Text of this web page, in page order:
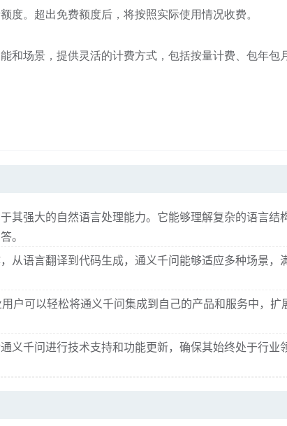
度。超出免费额度后，将按照实际使用情况收费。
和场景，提供灵活的计费方式，包括按量计费、包年包
其强大的自然语言处理能力。它能够理解复杂的语言结构
。
从语言翻译到代码生成，通义千问能够适应多种场景，
户可以轻松将通义千问集成到自己的产品和服务中，扩
义千问进行技术支持和功能更新，确保其始终处于行业